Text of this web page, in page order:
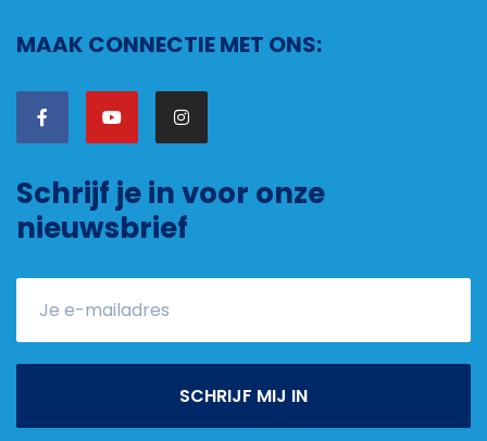
MAAK CONNECTIE MET ONS:
Schrijf je in voor onze
nieuwsbrief
SCHRIJF MIJ IN